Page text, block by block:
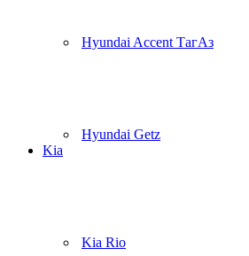
Hyundai Accent ТагАз
Hyundai Getz
Kia
Kia Rio